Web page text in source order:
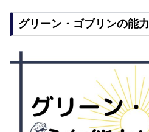
グリーン・ゴブリンの能力